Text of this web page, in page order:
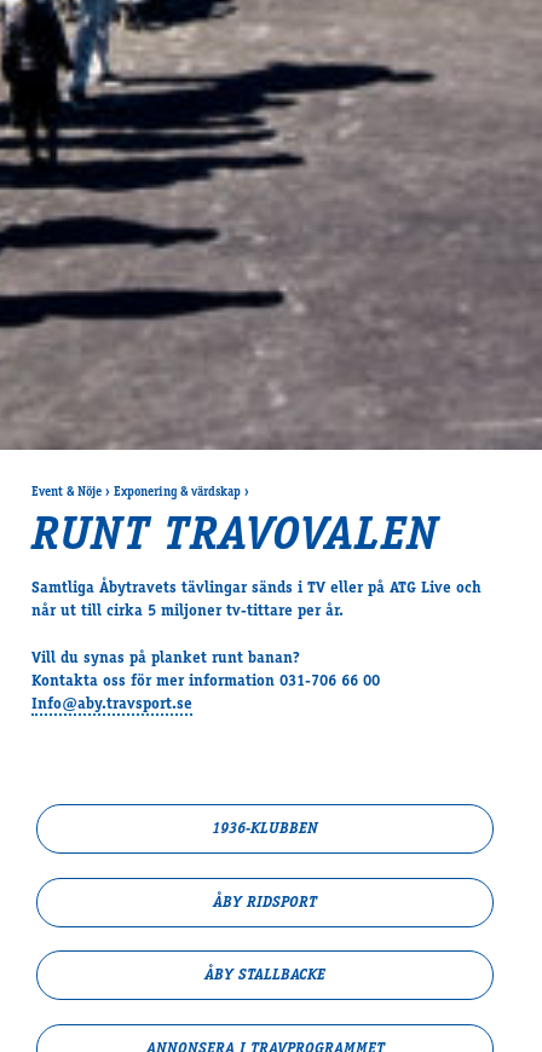
Event & Nöje ›Exponering & värdskap ›
RUNT TRAVOVALEN
Samtliga Åbytravets tävlingar sänds i TV eller på ATG Live och
når ut till cirka 5 miljoner tv-tittare per år.
Vill du synas på planket runt banan?
Kontakta oss för mer information 031-706 66 00
Info@aby.travsport.se
1936-KLUBBEN
ÅBY RIDSPORT
ÅBY STALLBACKE